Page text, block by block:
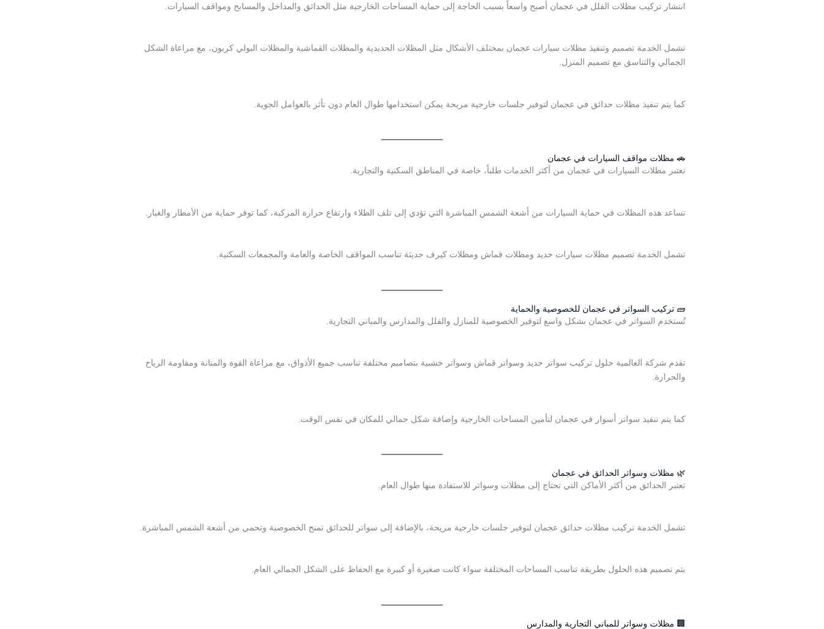
انتشار تركيب مظلات الفلل في عجمان أصبح واسعاً بسبب الحاجة إلى حماية المساحات الخارجية مثل الحدائق والمداخل والمسابح ومواقف السيارات.
تشمل الخدمة تصميم وتنفيذ مظلات سيارات عجمان بمختلف الأشكال مثل المظلات الحديدية والمظلات القماشية والمظلات البولي كربون، مع مراعاة الشكل
الجمالي والتناسق مع تصميم المنزل.
كما يتم تنفيذ مظلات حدائق في عجمان لتوفير جلسات خارجية مريحة يمكن استخدامها طوال العام دون تأثر بالعوامل الجوية.
🚗 مظلات مواقف السيارات في عجمان
تعتبر مظلات السيارات في عجمان من أكثر الخدمات طلباً، خاصة في المناطق السكنية والتجارية.
تساعد هذه المظلات في حماية السيارات من أشعة الشمس المباشرة التي تؤدي إلى تلف الطلاء وارتفاع حرارة المركبة، كما توفر حماية من الأمطار والغبار.
تشمل الخدمة تصميم مظلات سيارات حديد ومظلات قماش ومظلات كيرف حديثة تناسب المواقف الخاصة والعامة والمجمعات السكنية.
🧱 تركيب السواتر في عجمان للخصوصية والحماية
تُستخدم السواتر في عجمان بشكل واسع لتوفير الخصوصية للمنازل والفلل والمدارس والمباني التجارية.
تقدم شركة العالمية حلول تركيب سواتر حديد وسواتر قماش وسواتر خشبية بتصاميم مختلفة تناسب جميع الأذواق، مع مراعاة القوة والمتانة ومقاومة الرياح
والحرارة.
كما يتم تنفيذ سواتر أسوار في عجمان لتأمين المساحات الخارجية وإضافة شكل جمالي للمكان في نفس الوقت.
🌿 مظلات وسواتر الحدائق في عجمان
تعتبر الحدائق من أكثر الأماكن التي تحتاج إلى مظلات وسواتر للاستفادة منها طوال العام.
تشمل الخدمة تركيب مظلات حدائق عجمان لتوفير جلسات خارجية مريحة، بالإضافة إلى سواتر للحدائق تمنح الخصوصية وتحمي من أشعة الشمس المباشرة.
يتم تصميم هذه الحلول بطريقة تناسب المساحات المختلفة سواء كانت صغيرة أو كبيرة مع الحفاظ على الشكل الجمالي العام.
🏢 مظلات وسواتر للمباني التجارية والمدارس